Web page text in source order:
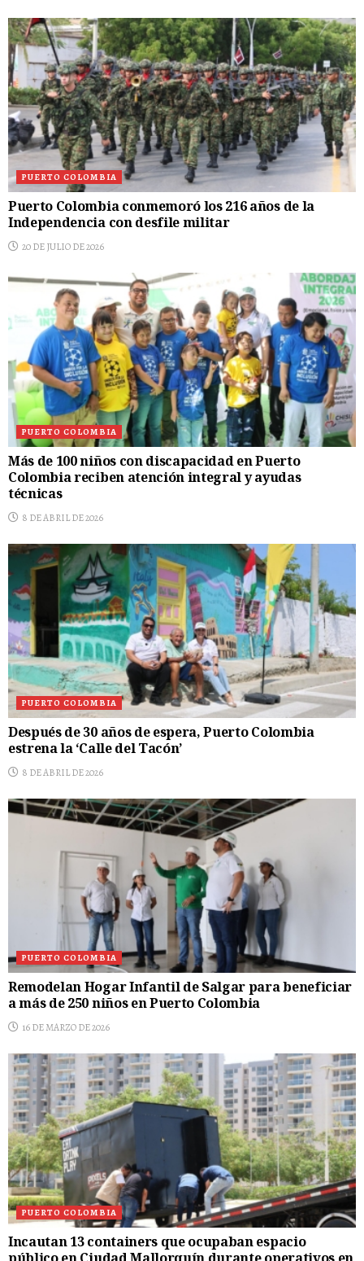
PUERTO COLOMBIA
Puerto Colombia conmemoró los 216 años de la
Independencia con desfile militar
20 DE JULIO DE 2026
PUERTO COLOMBIA
Más de 100 niños con discapacidad en Puerto
Colombia reciben atención integral y ayudas
técnicas
8 DE ABRIL DE 2026
PUERTO COLOMBIA
Después de 30 años de espera, Puerto Colombia
estrena la ‘Calle del Tacón’
8 DE ABRIL DE 2026
PUERTO COLOMBIA
Remodelan Hogar Infantil de Salgar para beneficiar
a más de 250 niños en Puerto Colombia
16 DE MARZO DE 2026
PUERTO COLOMBIA
Incautan 13 containers que ocupaban espacio